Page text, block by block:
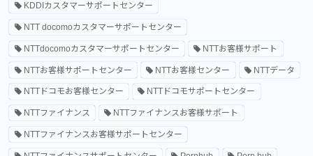
KDDIカスタマーサポートセンター
NTT docomoカスタマーサポートセンター
NTTdocomoカスタマーサポートセンター NTTお客様サポート
NTTお客様サポートセンター NTTお客様センター NTTデータ
NTTドコモお客様センター NTTドコモサポートセンター
NTTファイナンス NTTファイナンスお客様サポート
NTTファイナンスお客様サポートセンター